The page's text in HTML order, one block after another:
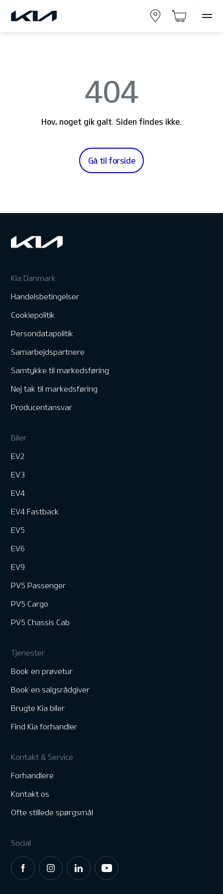
404
Hov, noget gik galt. Siden findes ikke.
Gå til forside
Kia Danmark
Handelsbetingelser
Cookiepolitik
Persondatapolitik
Samarbejdspartnere
Samtykke til markedsføring
Nej tak til markedsføring
Producentansvar
Biler
EV2
EV3
EV4
EV4 Fastback
EV5
EV6
EV9
PV5 Passenger
PV5 Cargo
PV5 Chassis Cab
Tjenester
Book en prøvetur
Book en salgsrådgiver
Brugte Kia biler
Find Kia forhandler
Kontakt & Service
Forhandlere
Kontakt os
Ofte stillede spørgsmål
Social